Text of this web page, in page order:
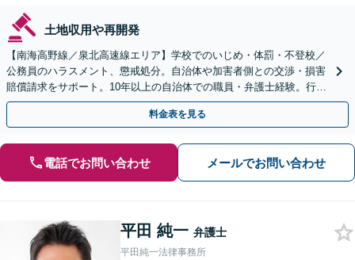
土地収用や再開発
【南海高野線／泉北高速線エリア】学校でのいじめ・体罰・不登校／
公務員のハラスメント、懲戒処分。自治体や加害者側との交渉・損害
賠償請求をサポート。10年以上の自治体での職員・弁護士経験。行政
組織の動きを見据えて解決策をご提案【オンライン可】
料金表を見る
電話でお問い合わせ メールでお問い合わせ
平田 純一 弁護士
平田純一法律事務所